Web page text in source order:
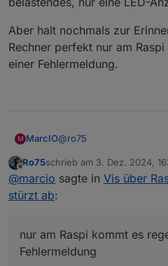
Aber halt nochmals zur
Rechner perfekt nur am
einer Fehlermeldung.
M MarcIO@ro75
Diagramme gibt es keine.
Animationen sind es
in der die Hauptansicht
mit 4 View-Navs + eine
dann eben mit 5 View-
dem Rechner perfekt
regelmäßig zu einer
Offline
Ro75schrieb am 3. Dez. 2024,
zuletzt editiert von
@marcio sagte in Vis über
stürzt ab:
nur am Raspi kommt es
Fehlermeldung